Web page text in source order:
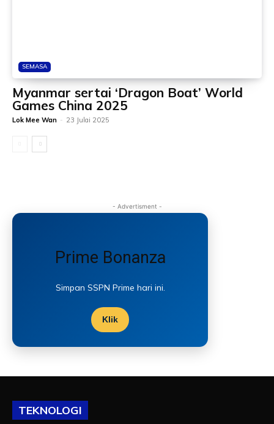
SEMASA
Myanmar sertai ‘Dragon Boat’ World
Games China 2025
Lok Mee Wan - 23 Julai 2025
- Advertisment -
Prime Bonanza
Simpan SSPN Prime hari ini.
Klik
TEKNOLOGI